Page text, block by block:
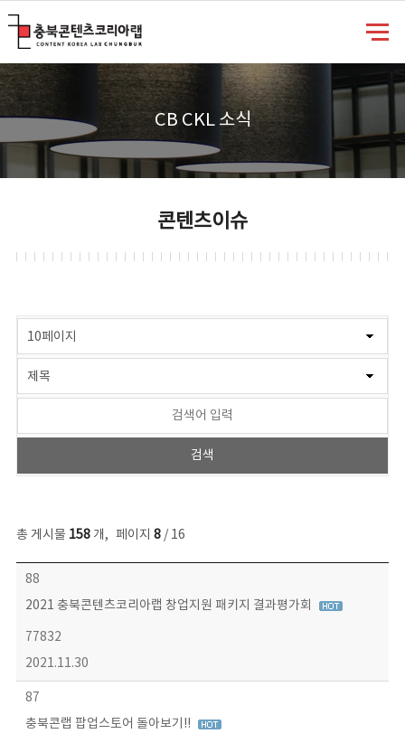
CB CKL 소식
콘텐츠이슈
총 게시물 158개, 페이지 8/ 16
콘텐츠이슈 목록 - 번호, 제목, 작성자, 파일, 조회수, 작성일 정보 제공
88
2021 충북콘텐츠코리아랩 창업지원 패키지 결과평가회
77832
2021.11.30
87
충북콘랩 팝업스토어 돌아보기!!